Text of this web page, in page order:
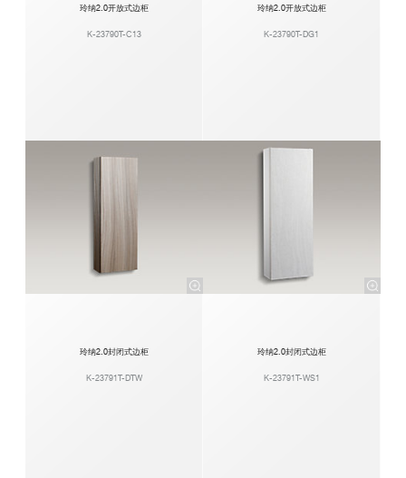
玲纳2.0开放式边柜
K-23790T-C13
玲纳2.0开放式边柜
K-23790T-DG1
玲纳2.0封闭式边柜
K-23791T-DTW
玲纳2.0封闭式边柜
K-23791T-WS1